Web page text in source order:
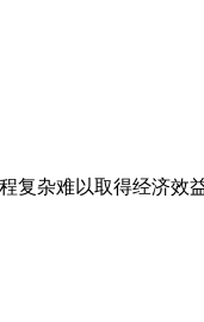
杂难以取得经济